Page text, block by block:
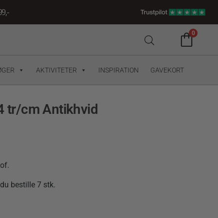
0
AKTIVITETER INSPIRATION GAVEKORT
tr/cm Antikhvid
bestille 7 stk.